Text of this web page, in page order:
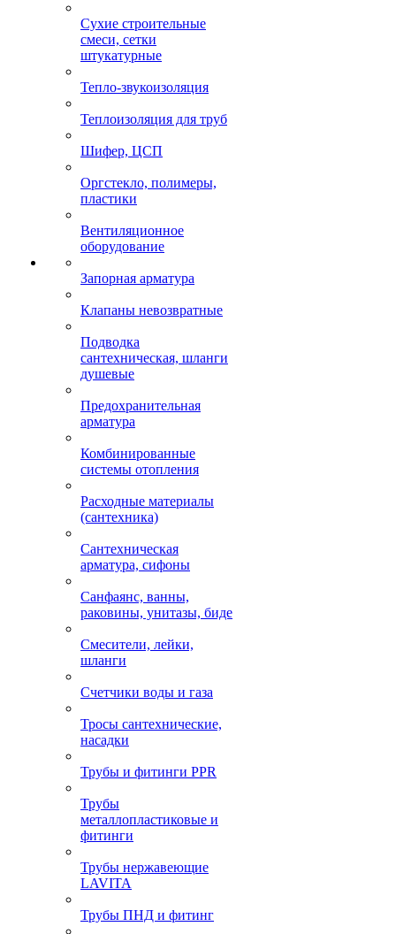
Сухие строительные
смеси, сетки
штукатурные
Тепло-звукоизоляция
Теплоизоляция для труб
Шифер, ЦСП
Оргстекло, полимеры,
пластики
Вентиляционное
оборудование
Запорная арматура
Клапаны невозвратные
Подводка
сантехническая, шланги
душевые
Предохранительная
арматура
Комбинированные
системы отопления
Расходные материалы
(сантехника)
Сантехническая
арматура, сифоны
Санфаянс, ванны,
раковины, унитазы, биде
Смесители, лейки,
шланги
Счетчики воды и газа
Тросы сантехнические,
насадки
Трубы и фитинги PPR
Трубы
металлопластиковые и
фитинги
Трубы нержавеющие
LAVITA
Трубы ПНД и фитинг